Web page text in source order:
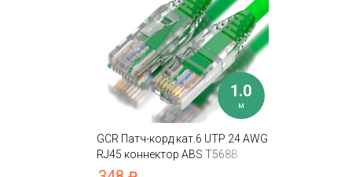
1.0
м
GCR Патч-корд кат.6 UTP 24 AWG
RJ45 коннектор ABS T568B